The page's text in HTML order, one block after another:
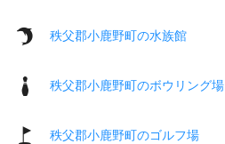
秩父郡小鹿野町の水族館
秩父郡小鹿野町のボウリング場
秩父郡小鹿野町のゴルフ場